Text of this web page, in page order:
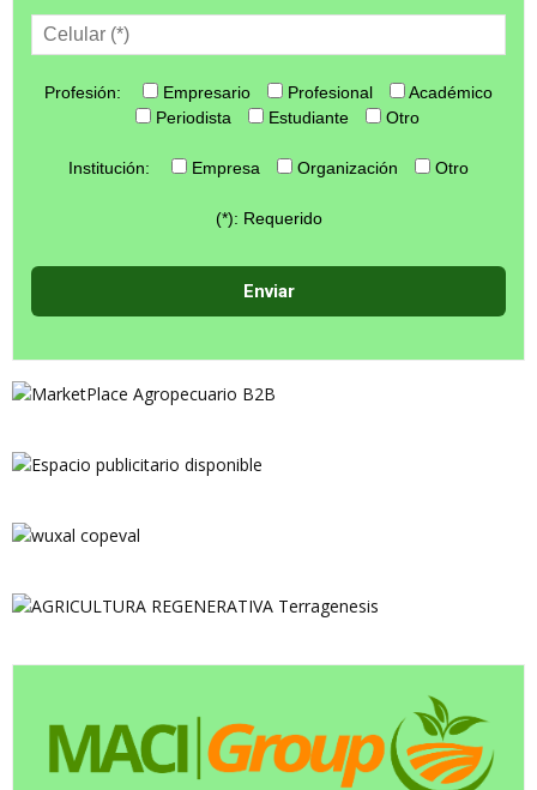
Profesión: Empresario Profesional
Académico
Periodista
Estudiante Otro
Institución: Empresa Organización Otro
(*): Requerido